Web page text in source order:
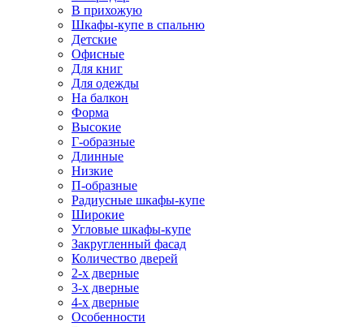
В прихожую
Шкафы-купе в спальню
Детские
Офисные
Для книг
Для одежды
На балкон
Форма
Высокие
Г-образные
Длинные
Низкие
П-образные
Радиусные шкафы-купе
Широкие
Угловые шкафы-купе
Закругленный фасад
Количество дверей
2-х дверные
3-х дверные
4-х дверные
Особенности